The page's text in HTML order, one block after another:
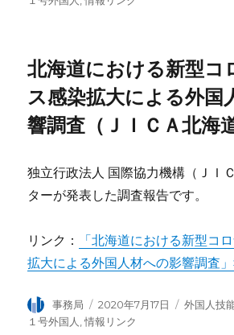
北海道における新型コ
ス感染拡大による外国
響調査（ＪＩＣＡ北海道
独立行政法人 国際協力機構（ＪＩ
ターが発表した調査報告です。
リンク：
「北海道における新型コ
拡大による外国人材への影響調査
投
稿
事務局
投
稿
2020年7月17日
カ
外国人技
１号外国人 ,情報リンク